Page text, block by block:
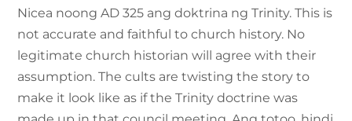
Nicea noong AD 325 ang doktrina ng Trinity. This is
not accurate and faithful to church history. No
legitimate church historian will agree with their
assumption. The cults are twisting the story to
make it look like as if the Trinity doctrine was